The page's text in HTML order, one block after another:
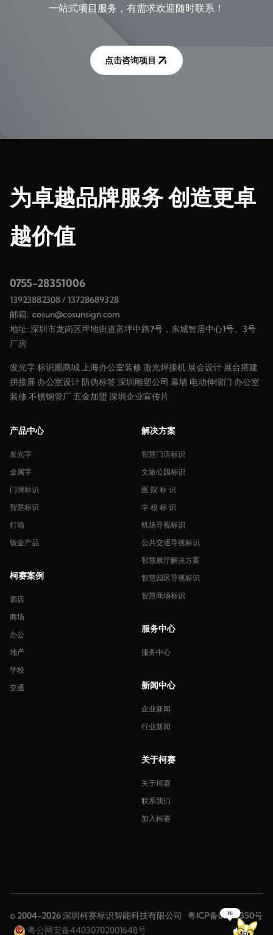
一站式项目服务，有需求欢迎随时联系！
点击咨询项目
为卓越品牌服务 创造更卓
越价值
0755-28351006
13923882308/13728689328
邮箱: cosun@cosunsign.com
地址: 深圳市龙岗区坪地街道富坪中路7号，东城智居中心1号、3号
厂房
发光字标识圈商城上海办公室装修 激光焊接机 展会设计 展台搭建
拼接屏 办公室设计 防伪标签 深圳雕塑公司 幕墙 电动伸缩门 办公室
装修 不锈钢管厂 五金加盟 深圳企业宣传片
产品中心
发光字
金属字
门牌标识
智慧标识
灯箱
钣金产品
柯赛案例
酒店
商场
办公
地产
学校
交通
解决方案
智慧门店标识
文旅公园标识
医 院 标 识
学 校 标 识
机场导视标识
公共交通导视标识
智慧展厅解决方案
智慧园区导视标识
智慧商场标识
服务中心
服务中心
新闻中心
企业新闻
行业新闻
关于柯赛
关于柯赛
联系我们
加入柯赛
© 2004-2026 深圳柯赛标识智能科技有限公司
粤ICP备08116350号
粤公网安备44030702001648号